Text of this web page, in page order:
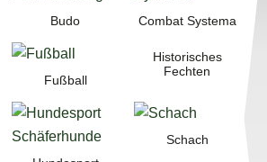
Budo Com­bat Systema
Fuß­ball
His­to­ri­sches
Fechten
Schach